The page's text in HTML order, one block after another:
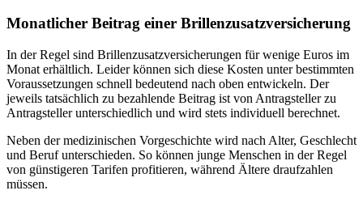
Monatlicher Beitrag einer Brillenzusatzversicherung
In der Regel sind Brillenzusatzversicherungen für wenige Euros im
Monat erhältlich. Leider können sich diese Kosten unter bestimmten
Voraussetzungen schnell bedeutend nach oben entwickeln. Der
jeweils tatsächlich zu bezahlende Beitrag ist von Antragsteller zu
Antragsteller unterschiedlich und wird stets individuell berechnet.
Neben der medizinischen Vorgeschichte wird nach Alter, Geschlecht
und Beruf unterschieden. So können junge Menschen in der Regel
von günstigeren Tarifen profitieren, während Ältere draufzahlen
müssen.